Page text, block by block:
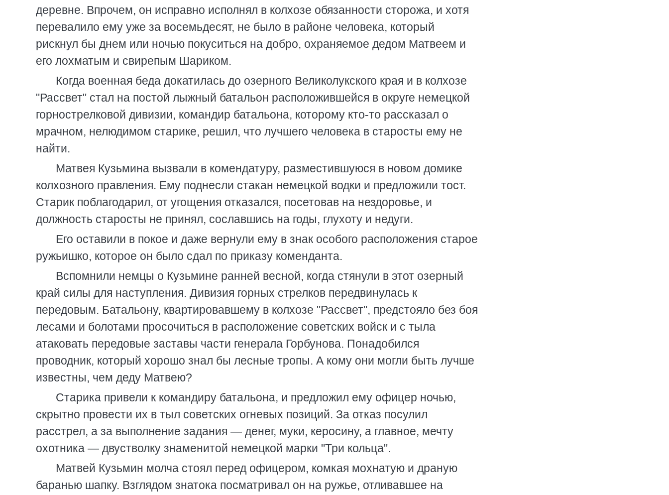
деревне. Впрочем, он исправно исполнял в колхозе обязанности сторожа, и хотя
перевалило ему уже за восемьдесят, не было в районе человека, который
рискнул бы днем или ночью покуситься на добро, охраняемое дедом Матвеем и
его лохматым и свирепым Шариком.
Когда военная беда докатилась до озерного Великолукского края и в колхозе
"Рассвет" стал на постой лыжный батальон расположившейся в округе немецкой
горнострелковой дивизии, командир батальона, которому кто-то рассказал о
мрачном, нелюдимом старике, решил, что лучшего человека в старосты ему не
найти.
Матвея Кузьмина вызвали в комендатуру, разместившуюся в новом домике
колхозного правления. Ему поднесли стакан немецкой водки и предложили тост.
Старик поблагодарил, от угощения отказался, посетовав на нездоровье, и
должность старосты не принял, сославшись на годы, глухоту и недуги.
Его оставили в покое и даже вернули ему в знак особого расположения старое
ружьишко, которое он было сдал по приказу коменданта.
Вспомнили немцы о Кузьмине ранней весной, когда стянули в этот озерный
край силы для наступления. Дивизия горных стрелков передвинулась к
передовым. Батальону, квартировавшему в колхозе "Рассвет", предстояло без боя
лесами и болотами просочиться в расположение советских войск и с тыла
атаковать передовые заставы части генерала Горбунова. Понадобился
проводник, который хорошо знал бы лесные тропы. А кому они могли быть лучше
известны, чем деду Матвею?
Старика привели к командиру батальона, и предложил ему офицер ночью,
скрытно провести их в тыл советских огневых позиций. За отказ посулил
расстрел, а за выполнение задания — денег, муки, керосину, а главное, мечту
охотника — двустволку знаменитой немецкой марки "Три кольца".
Матвей Кузьмин молча стоял перед офицером, комкая мохнатую и драную
баранью шапку. Взглядом знатока посматривал он на ружье, отливавшее на